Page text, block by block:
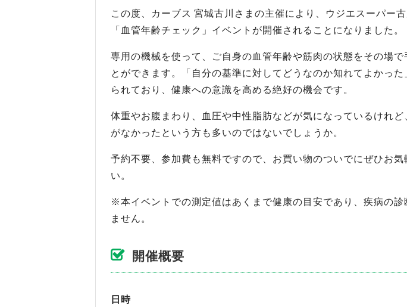
この度、カーブス 宮城古川さまの主催により、ウジエスーパー
「血管年齢チェック」イベントが開催されることになりました。
専用の機械を使って、ご自身の血管年齢や筋肉の状態をその場で
とができます。「自分の基準に対してどうなのか知れてよかっ
られており、健康への意識を高める絶好の機会です。
体重やお腹まわり、血圧や中性脂肪などが気になっているけれ
がなかったという方も多いのではないでしょうか。
予約不要、参加費も無料ですので、お買い物のついでにぜひお気
い。
※本イベントでの測定値はあくまで健康の目安であり、疾病の診
ません。
開催概要
日時